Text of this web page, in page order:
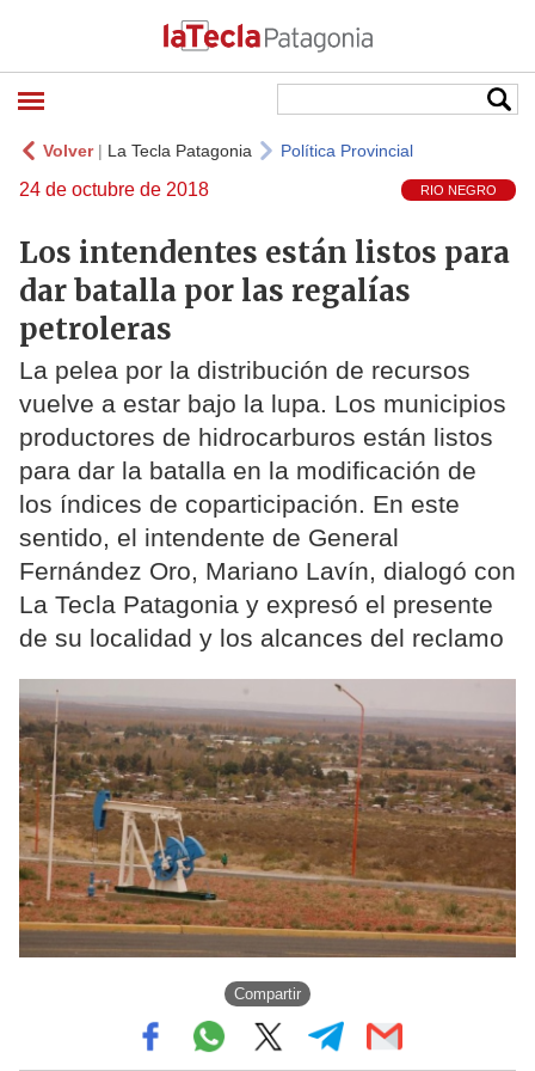
Volver| La Tecla Patagonia Política Provincial
24 de octubre de 2018 RIO NEGRO
Los intendentes están listos para
dar batalla por las regalías
petroleras
La pelea por la distribución de recursos
vuelve a estar bajo la lupa. Los municipios
productores de hidrocarburos están listos
para dar la batalla en la modificación de
los índices de coparticipación. En este
sentido, el intendente de General
Fernández Oro, Mariano Lavín, dialogó con
La Tecla Patagonia y expresó el presente
de su localidad y los alcances del reclamo
Compartir